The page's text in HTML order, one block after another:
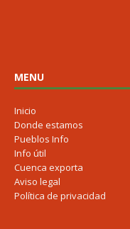
MENU
Inicio
Donde estamos
Pueblos Info
Info útil
Cuenca exporta
Aviso legal
Política de privacidad